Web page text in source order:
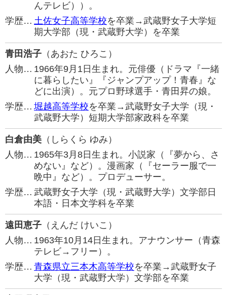
んテレビ））。
学歴… 土佐女子高等学校を卒業→武蔵野女子大学短
期大学部（現・武蔵野大学）を卒業
青田浩子 （あおた ひろこ）
人物… 1966年9月1日生まれ。元俳優（ドラマ『一緒
に暮らしたい』『ジャンプアップ！青春』な
どに出演）。元プロ野球選手・青田昇の娘。
学歴… 堀越高等学校を卒業→武蔵野女子大学（現・
武蔵野大学）短期大学部家政科を卒業
白倉由美 （しらくら ゆみ）
人物… 1965年3月8日生まれ。小説家（『夢から、さ
めない』など）。漫画家（『セーラー服で一
晩中』など）。プロデューサー。
学歴… 武蔵野女子大学（現・武蔵野大学）文学部日
本語・日本文学科を卒業
遠田恵子 （えんだ けいこ）
人物… 1963年10月14日生まれ。アナウンサー（青森
テレビ→フリー）。
学歴… 青森県立三本木高等学校を卒業→武蔵野女子
大学（現・武蔵野大学）文学部を卒業